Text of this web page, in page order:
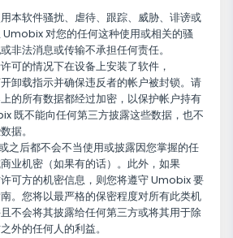
本软件骚扰、虐待、跟踪、威胁、诽谤或
对您的任何这种使用或相关的骚
非法消息或传输不承担任何责任。
可的情况下在设备上安装了软件，
卸载指示并确保违反者的帐户被封锁。请
的所有数据都经过加密，以保护帐户持有
既不能向任何第三方披露这些数据，也不
据。
之后都不会不当使用或披露因您掌握的任
业机密（如果有的话）。此外，如果
可方的机密信息，则您将遵守 Umobix 要
。您将以最严格的保密程度对所有此类机
不会将其披露给任何第三方或将其用于除
外的任何人的利益。